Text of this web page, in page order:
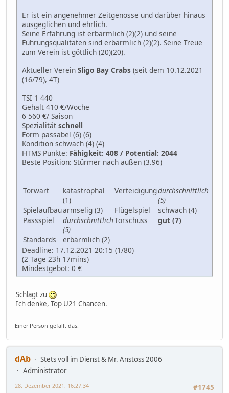
Er ist ein angenehmer Zeitgenosse und darüber hinaus
ausgeglichen und ehrlich.
Seine Erfahrung ist erbärmlich (2)(2) und seine
Führungsqualitäten sind erbärmlich (2)(2). Seine Treue
zum Verein ist göttlich (20)(20).
Aktueller Verein Sligo Bay Crabs (seit dem 10.12.2021
(16/79), 4T)
TSI 1 440
Gehalt 410 €/Woche
6 560 €/ Saison
Spezialität schnell
Form passabel (6) (6)
Kondition schwach (4) (4)
HTMS Punkte: Fähigkeit: 408 / Potential: 2044
Beste Position: Stürmer nach außen (3.96)
Torwart
katastrophal
(1)
Verteidigungdurchschnittlich
(5)
Spielaufbauarmselig (3) Flügelspiel
schwach (4)
Passspiel
durchschnittlich
(5)
Torschuss
gut (7)
Standards
erbärmlich (2)
Deadline: 17.12.2021 20:15 (1/80)
(2 Tage 23h 17mins)
Mindestgebot: 0 €
Schlagt zu
Ich denke, Top U21 Chancen.
Einer Person gefällt das.
dAb
Stets voll im Dienst & Mr. Anstoss 2006
Administrator
#1745
28. Dezember 2021, 16:27:34